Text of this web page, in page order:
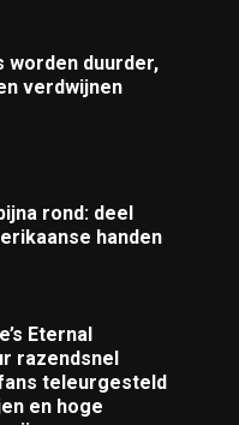
worden duurder,
verdwijnen
rond: deel
handen
Eternal
razendsnel
teleurgesteld
en hoge